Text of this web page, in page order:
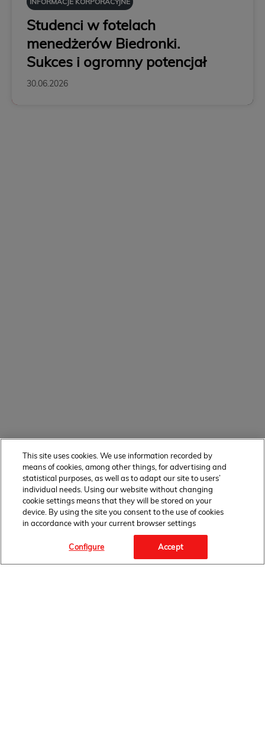
Studenci w fotelach
menedżerów Biedronki.
Sukces i ogromny potencjał
30.06.2026
FOLLOW
Facebook Link" target="_blank">
This site uses cookies. We use information recorded by
means of cookies, among other things, for advertising and
statistical purposes, as well as to adapt our site to users’
individual needs. Using our website without changing
cookie settings means that they will be stored on your
device. By using the site you consent to the use of cookies
in accordance with your current browser settings
Configure Accept